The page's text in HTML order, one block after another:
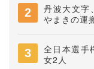
丹波大文
やまきの運
全日本選手
女2人